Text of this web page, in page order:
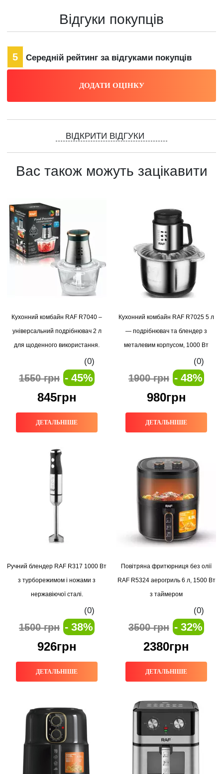
Відгуки покупців
5 Середній рейтинг за відгуками покупців
ВІДКРИТИ ВІДГУКИ
Вас також можуть зацікавити
Кухонний комбайн RAF R7040 –
універсальний подрібнювач 2 л
для щоденного використання.
(0)
1550 грн - 45%
845грн
ДЕТАЛЬНІШЕ
Кухонний комбайн RAF R7025 5 л
— подрібнювач та блендер з
металевим корпусом, 1000 Вт
(0)
1900 грн - 48%
980грн
ДЕТАЛЬНІШЕ
Ручний блендер RAF R317 1000 Вт
з турборежимом і ножами з
нержавіючої сталі.
(0)
1500 грн - 38%
926грн
ДЕТАЛЬНІШЕ
Повітряна фритюрниця без олії
RAF R5324 аерогриль 6 л, 1500 Вт
з таймером
(0)
3500 грн - 32%
2380грн
ДЕТАЛЬНІШЕ